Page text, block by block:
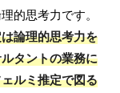
的思考力です。
論理的思考力を
タントの業務に
ルミ推定で図る